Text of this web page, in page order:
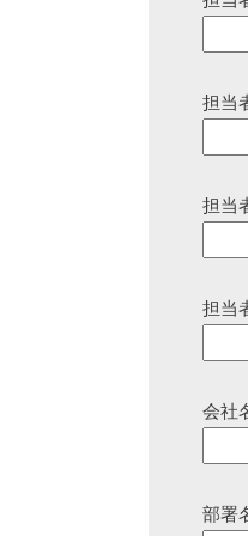
担当
担当
担当
会社
部署